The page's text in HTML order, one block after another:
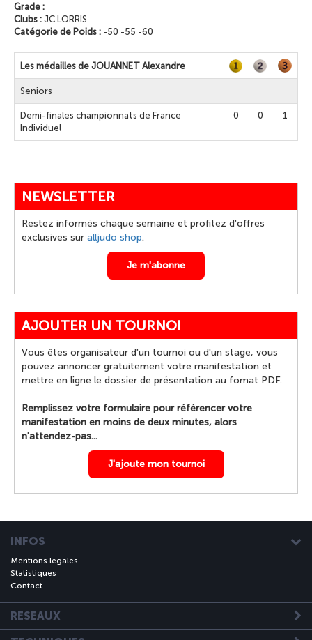
Grade :
Clubs : JC.LORRIS
Catégorie de Poids : -50 -55 -60
Les médailles de JOUANNET Alexandre
Seniors
Demi-finales championnats de France
Individuel
0 0 1
NEWSLETTER
Restez informés chaque semaine et profitez d'offres
exclusives sur alljudo shop.
Je m'abonne
AJOUTER UN TOURNOI
Vous êtes organisateur d'un tournoi ou d'un stage, vous
pouvez annoncer gratuitement votre manifestation et
mettre en ligne le dossier de présentation au fomat PDF.
Remplissez votre formulaire pour référencer votre
manifestation en moins de deux minutes, alors
n'attendez-pas...
J'ajoute mon tournoi
INFOS
Mentions légales
Statistiques
Contact
RESEAUX